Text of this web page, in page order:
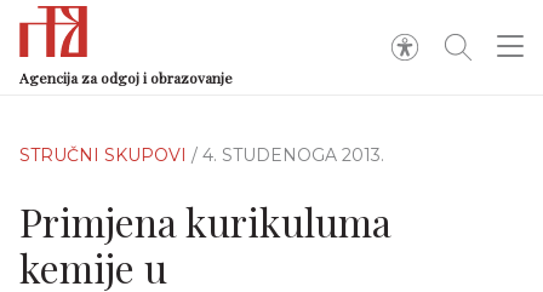
Agencija za odgoj i obrazovanje
STRUČNI SKUPOVI / 4. STUDENOGA 2013.
Primjena kurikuluma
kemije u